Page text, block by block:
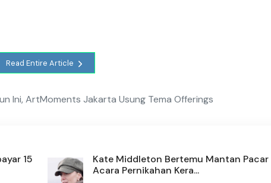
Read Entire Article
Ini, ArtMoments Jakarta Usung Tema Offerings
15
Kate Middleton Bertemu Mantan Pacar
Acara Pernikahan Kera...